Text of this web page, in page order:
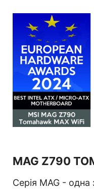
MAG Z790
Серія MAG -